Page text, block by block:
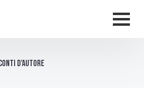
d'autore